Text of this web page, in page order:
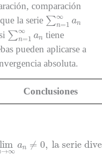
comparación
la serie ∑∞
n=1 an
∑n=
∑∞
n=1 an
∑n= n
tiene
pueden aplicarse a
absoluta.
Conclusiones
lim
→∞
an ≠ 0, la serie
limn → a n≠ 0,la serie